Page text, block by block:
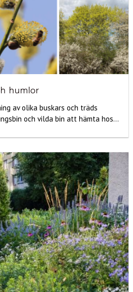
humlor
av olika buskars och träds
och vilda bin att hämta hos...